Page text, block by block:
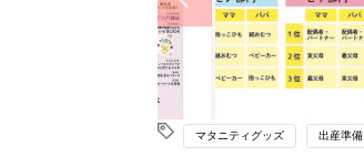
マタニティグッズ 出産準備